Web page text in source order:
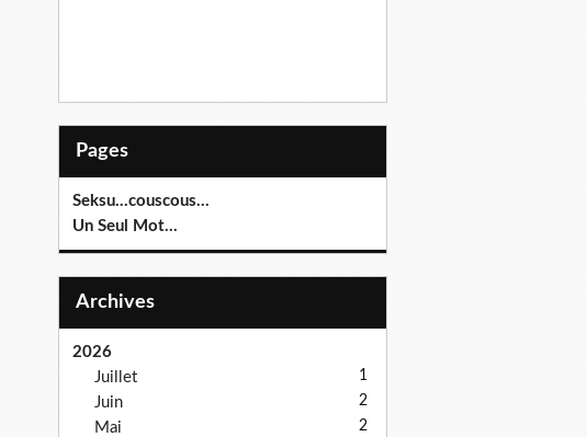
Pages
Seksu...couscous...
Un Seul Mot...
Archives
2026
Juillet
1
Juin 2
Mai 2